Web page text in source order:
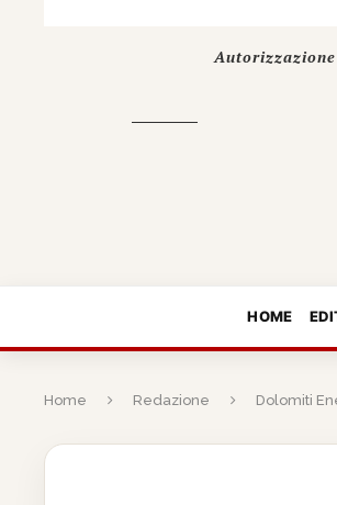
HOME
Home Redazione Dolomiti